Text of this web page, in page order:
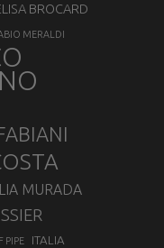
BROCARD
MERALDI
MURADA
PIPE ITALIA